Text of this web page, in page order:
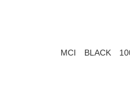
MCI BLACK